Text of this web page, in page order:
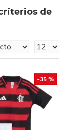
de
-35 %